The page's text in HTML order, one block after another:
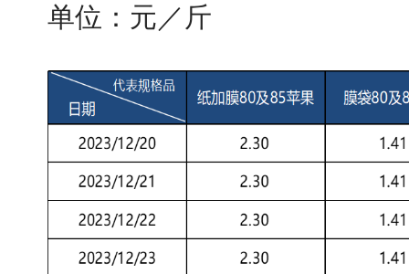
单位：元／斤